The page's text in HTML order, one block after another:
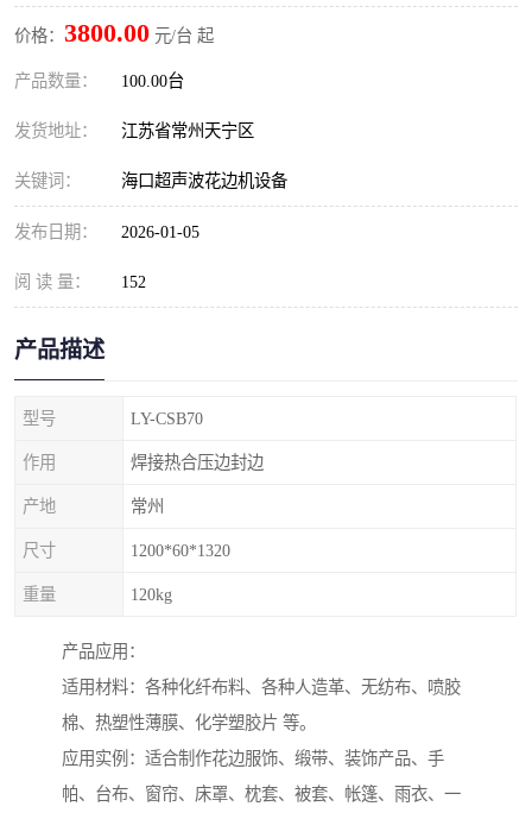
价格： 3800.00 元/台 起
产品数量： 100.00台
发货地址： 江苏省常州天宁区
关键词： 海口超声波花边机设备
发布日期： 2026-01-05
阅 读 量： 152
产品描述
型号 LY-CSB70
作用 焊接热合压边封边
产地 常州
尺寸 1200*60*1320
重量 120kg
产品应用：
适用材料：各种化纤布料、各种人造革、无纺布、喷胶
棉、热塑性薄膜、化学塑胶片 等。
应用实例：适合制作花边服饰、缎带、装饰产品、手
帕、台布、窗帘、床罩、枕套、被套、帐篷、雨衣、一